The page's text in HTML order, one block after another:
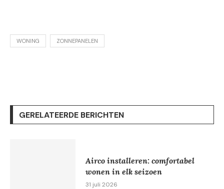
WONING ZONNEPANELEN
GERELATEERDE BERICHTEN
Airco installeren: comfortabel
wonen in elk seizoen
31 juli 2026